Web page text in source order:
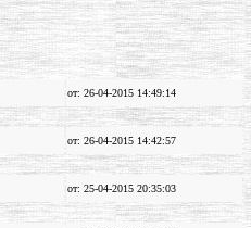
от: 26-04-2015 14:49:14
от: 26-04-2015 14:42:57
от: 25-04-2015 20:35:03